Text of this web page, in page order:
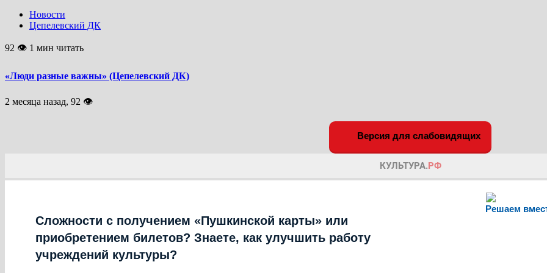
Новости
Цепелевский ДК
92 👁 1 мин читать
«Люди разные важны» (Цепелевский ДК)
2 месяца назад, 92 👁
Версия для слабовидящих
Решаем
Сложности с получением «Пушкинской карты» или
приобретением билетов? Знаете, как улучшить работу
учреждений культуры?